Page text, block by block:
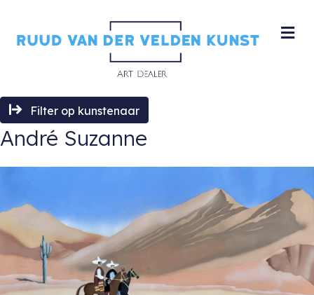
Filter op kunstenaar
André Suzanne